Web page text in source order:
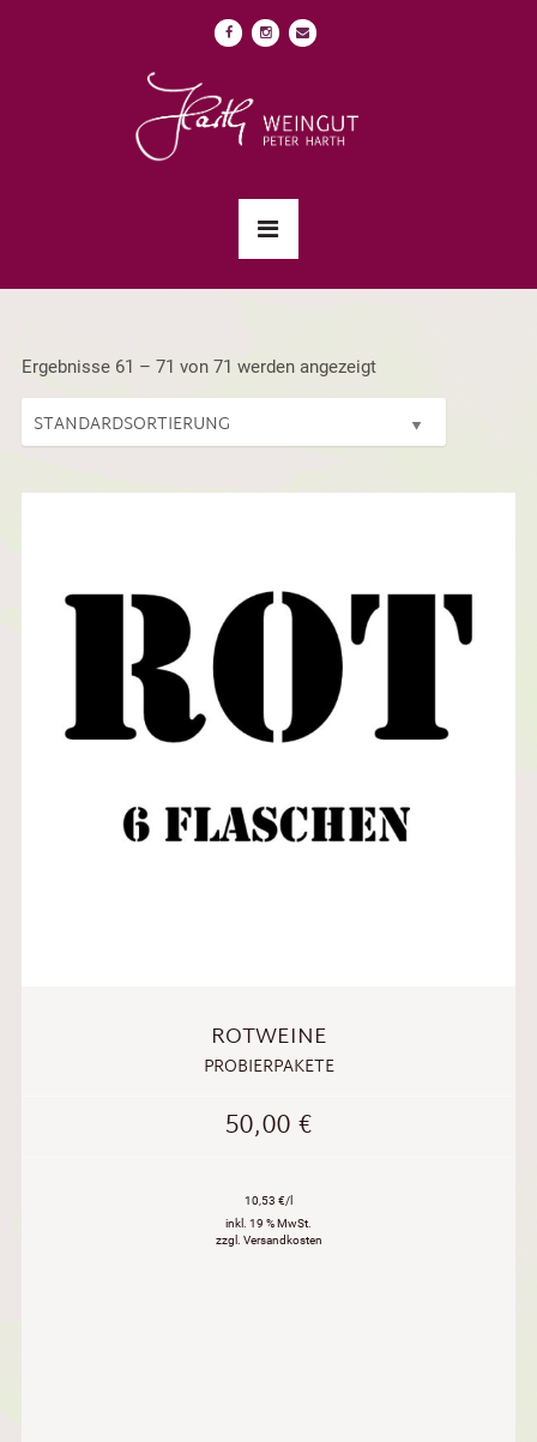
Ergebnisse 61 – 71 von 71 werden angezeigt
ROTWEINE
PROBIERPAKETE
50,00€
10,53 €/l
inkl. 19 % MwSt.
zzgl. Versandkosten